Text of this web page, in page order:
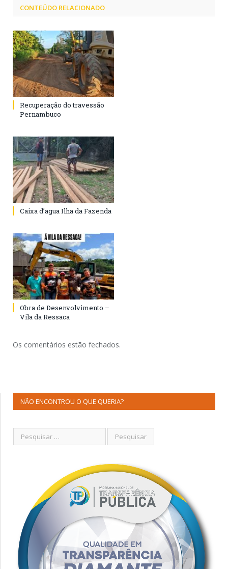
CONTEÚDO RELACIONADO
Recuperação do travessão
Pernambuco
Caixa d’agua Ilha da Fazenda
Obra de Desenvolvimento –
Vila da Ressaca
Os comentários estão fechados.
NÃO ENCONTROU O QUE QUERIA?